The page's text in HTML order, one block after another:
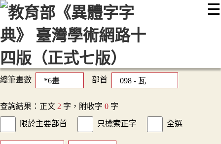
☰
::: 最新消息 常見問題 編輯說明
顯示模式
總筆畫數 部首
查詢結果：正文 2 字，附收字 0 字
限於主要部首 只檢索正字 全選